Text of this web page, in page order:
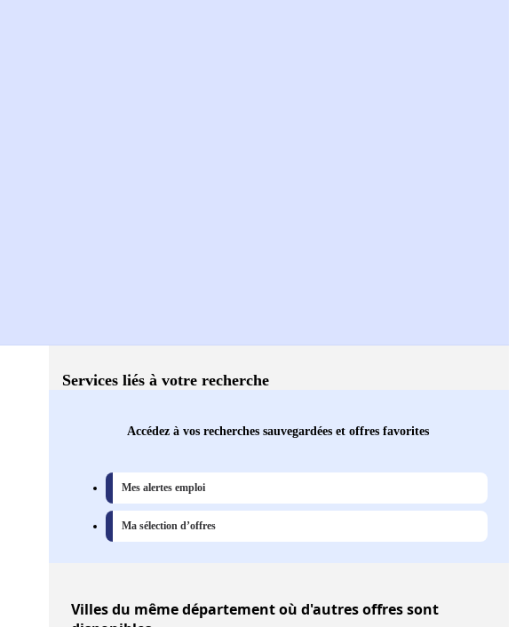
Services liés à votre recherche
Accédez à vos recherches sauvegardées et offres favorites
Mes alertes emploi
Ma sélection d’offres
Villesdu même département où d'autres offres sont